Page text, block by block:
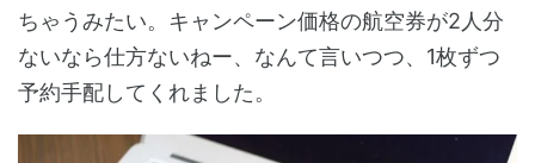
ちゃうみたい。キャンペーン価格の航空券が2人分
ないなら仕方ないねー、なんて言いつつ、1枚ずつ
予約手配してくれました。